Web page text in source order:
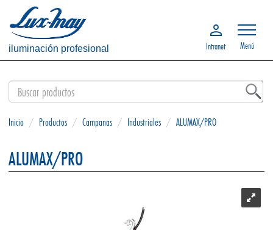
iluminación profesional Intranet Menú
Inicio / Productos / Campanas / Industriales / ALUMAX/PRO
ALUMAX/PRO